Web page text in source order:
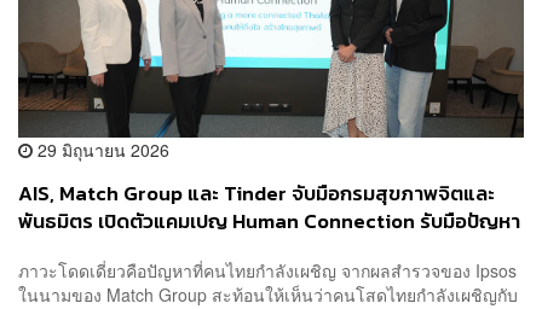
29 มิถุนายน 2026
AIS, Match Group และ Tinder จับมือกรมสุขภาพจิตและ
พันธมิตร เปิดตัวแคมเปญ Human Connection รับมือปัญหา
ภาวะโดดเดี่ยวคือปัญหาที่คนไทยกำลังเผชิญ จากผลสำรวจของ Ipsos
ในนามของ Match Group สะท้อนให้เห็นว่าคนโสดไทยกำลังเผชิญกับ